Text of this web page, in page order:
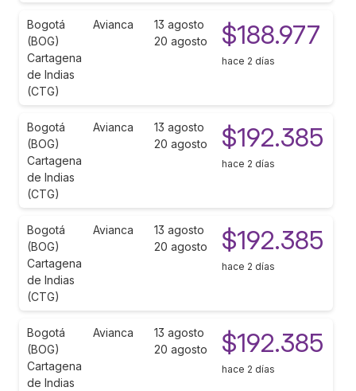
Bogotá
(BOG)
Cartagena
de Indias
(CTG)
Avianca
13 agosto
20 agosto
$188.977
hace 2 días
Bogotá
(BOG)
Cartagena
de Indias
(CTG)
Avianca
13 agosto
20 agosto
$192.385
hace 2 días
Bogotá
(BOG)
Cartagena
de Indias
(CTG)
Avianca
13 agosto
20 agosto
$192.385
hace 2 días
Bogotá
(BOG)
Cartagena
de Indias
Avianca
13 agosto
20 agosto
$192.385
hace 2 días